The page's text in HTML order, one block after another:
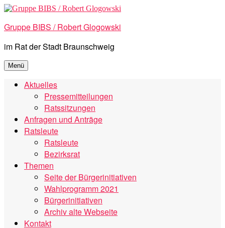
Zum
springen
Gruppe BIBS / Robert Glogowski
im Rat der Stadt Braunschweig
Menü
Aktuelles
Pressemitteilungen
Ratssitzungen
Anfragen und Anträge
Ratsleute
Ratsleute
Bezirksrat
Themen
Seite der Bürgerinitiativen
Wahlprogramm 2021
Bürgerinitiativen
Archiv alte Webseite
Kontakt